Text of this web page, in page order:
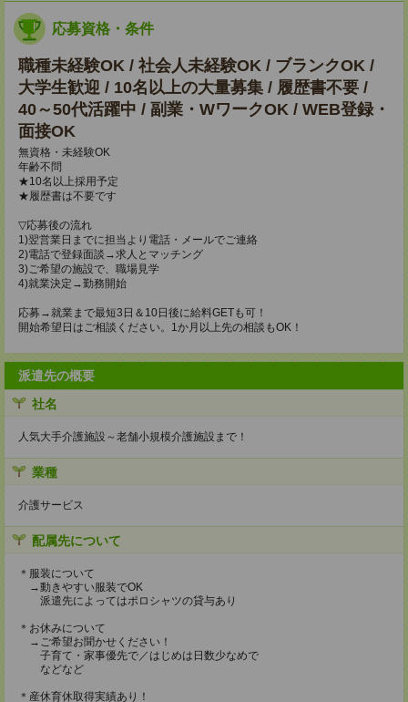
応募資格・条件
職種未経験OK / 社会人未経験OK / ブランクOK /
大学生歓迎 / 10名以上の大量募集 / 履歴書不要 /
40～50代活躍中 / 副業・WワークOK / WEB登録・
面接OK
無資格・未経験OK
年齢不問
★10名以上採用予定
★履歴書は不要です
▽応募後の流れ
1)翌営業日までに担当より電話・メールでご連絡
2)電話で登録面談→求人とマッチング
3)ご希望の施設で、職場見学
4)就業決定→勤務開始
応募→就業まで最短3日＆10日後に給料GETも可！
開始希望日はご相談ください。1か月以上先の相談もOK！
派遣先の概要
社名
人気大手介護施設～老舗小規模介護施設まで！
業種
介護サービス
配属先について
＊服装について
→動きやすい服装でOK
派遣先によってはポロシャツの貸与あり
＊お休みについて
→ご希望お聞かせください！
子育て・家事優先で／はじめは日数少なめで
などなど
＊産休育休取得実績あり！